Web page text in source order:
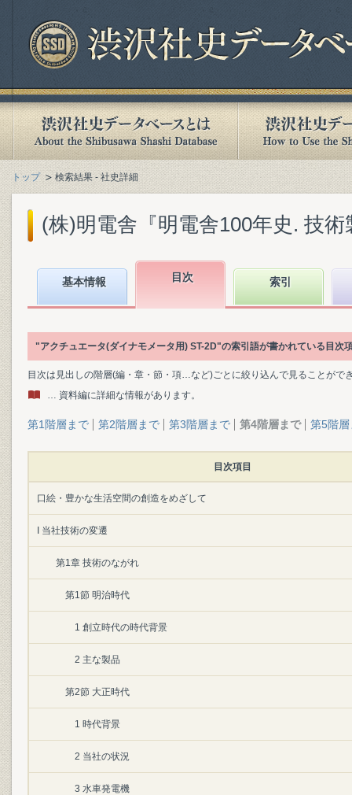
トップ 検索結果 - 社史詳細
(株)明電舎『明電舎100年史. 技
基本情報 目次 索引
"アクチュエータ(ダイナモメータ用) ST-2D"の索引語が書かれている目次
目次は見出しの階層(編・章・節・項…など)ごとに絞り込んで見ることがで
… 資料編に詳細な情報があります。
第1階層まで 第2階層まで 第3階層まで 第4階層まで 第5階層
目次項目
口絵・豊かな生活空間の創造をめざして
I 当社技術の変遷
第1章 技術のながれ
第1節 明治時代
1 創立時代の時代背景
2 主な製品
第2節 大正時代
1 時代背景
2 当社の状況
3 水車発電機